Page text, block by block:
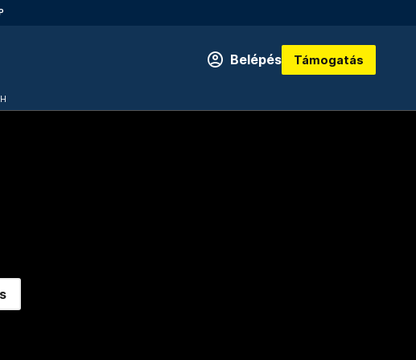
Belépés Támogatás